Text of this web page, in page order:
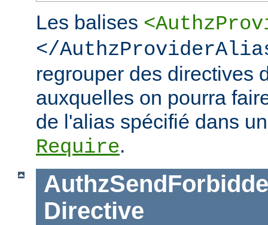
Les balises
</
regrouper des directives
auxquelles on pourra
de l'alias spécifié dans
Require.
Directive